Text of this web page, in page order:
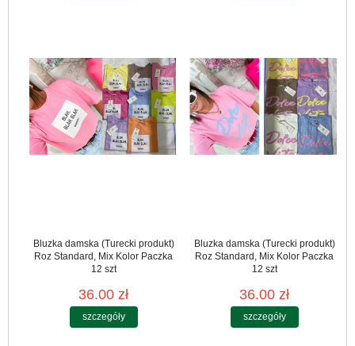
Bluzka damska (Turecki produkt)
Roz Standard, Mix Kolor Paczka
12 szt
36.00 zł
szczegóły
Bluzka damska (Turecki produkt)
Roz Standard, Mix Kolor Paczka
12 szt
36.00 zł
szczegóły